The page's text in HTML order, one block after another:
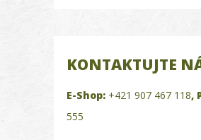
KONTAKTUJTE
E-Shop: +421 907 467 118,
555